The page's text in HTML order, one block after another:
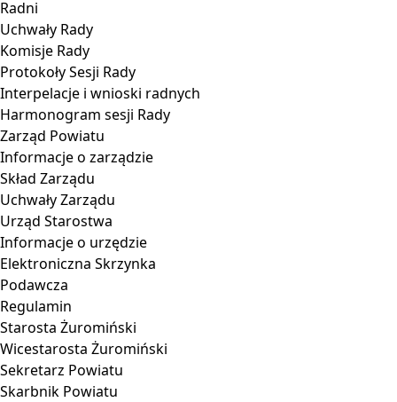
Radni
Uchwały Rady
Komisje Rady
Protokoły Sesji Rady
Interpelacje i wnioski radnych
Harmonogram sesji Rady
Zarząd Powiatu
Informacje o zarządzie
Skład Zarządu
Uchwały Zarządu
Urząd Starostwa
Informacje o urzędzie
Elektroniczna Skrzynka
Podawcza
Regulamin
Starosta Żuromiński
Wicestarosta Żuromiński
Sekretarz Powiatu
Skarbnik Powiatu